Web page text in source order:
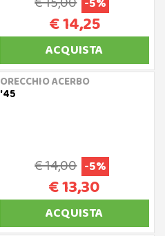
€ 14,25
ACQUISTA
ORECCHIO ACERBO
'45
€ 14,00 -5%
€ 13,30
ACQUISTA